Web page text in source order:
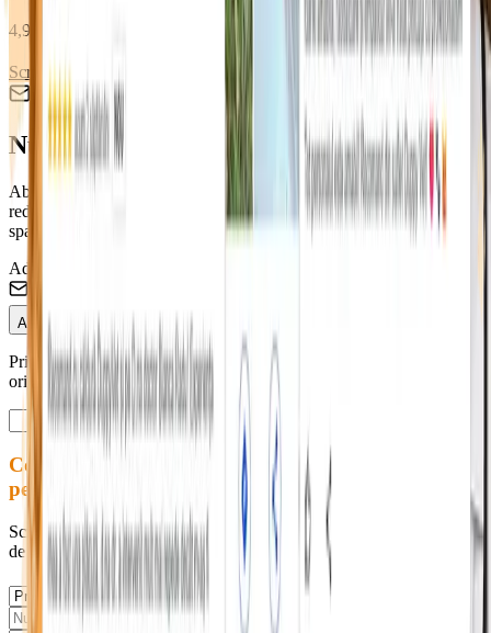
4,9 ★ din 2000+ pacienți îngrijiți
Scrie o recenzie
Newsletter Duppy Vet
Nu rata ofertele pentru blănosul tău! 🐶
Abonează-te și fii primul care află despre campaniile de sterilizare,
reducerile la vaccinare și sfaturile medicilor noștri. Promitem zero
spam.
Adresa de Email
Abonează-te
Prin abonare accepți Termenii și Condițiile. Te poți dezabona
oricând.
Contactează-ne
pentru programări
Scrie-ne pentru programări, informații sau orice altă întrebare legată
de serviciile noastre. Răspundem rapid în timpul programului.